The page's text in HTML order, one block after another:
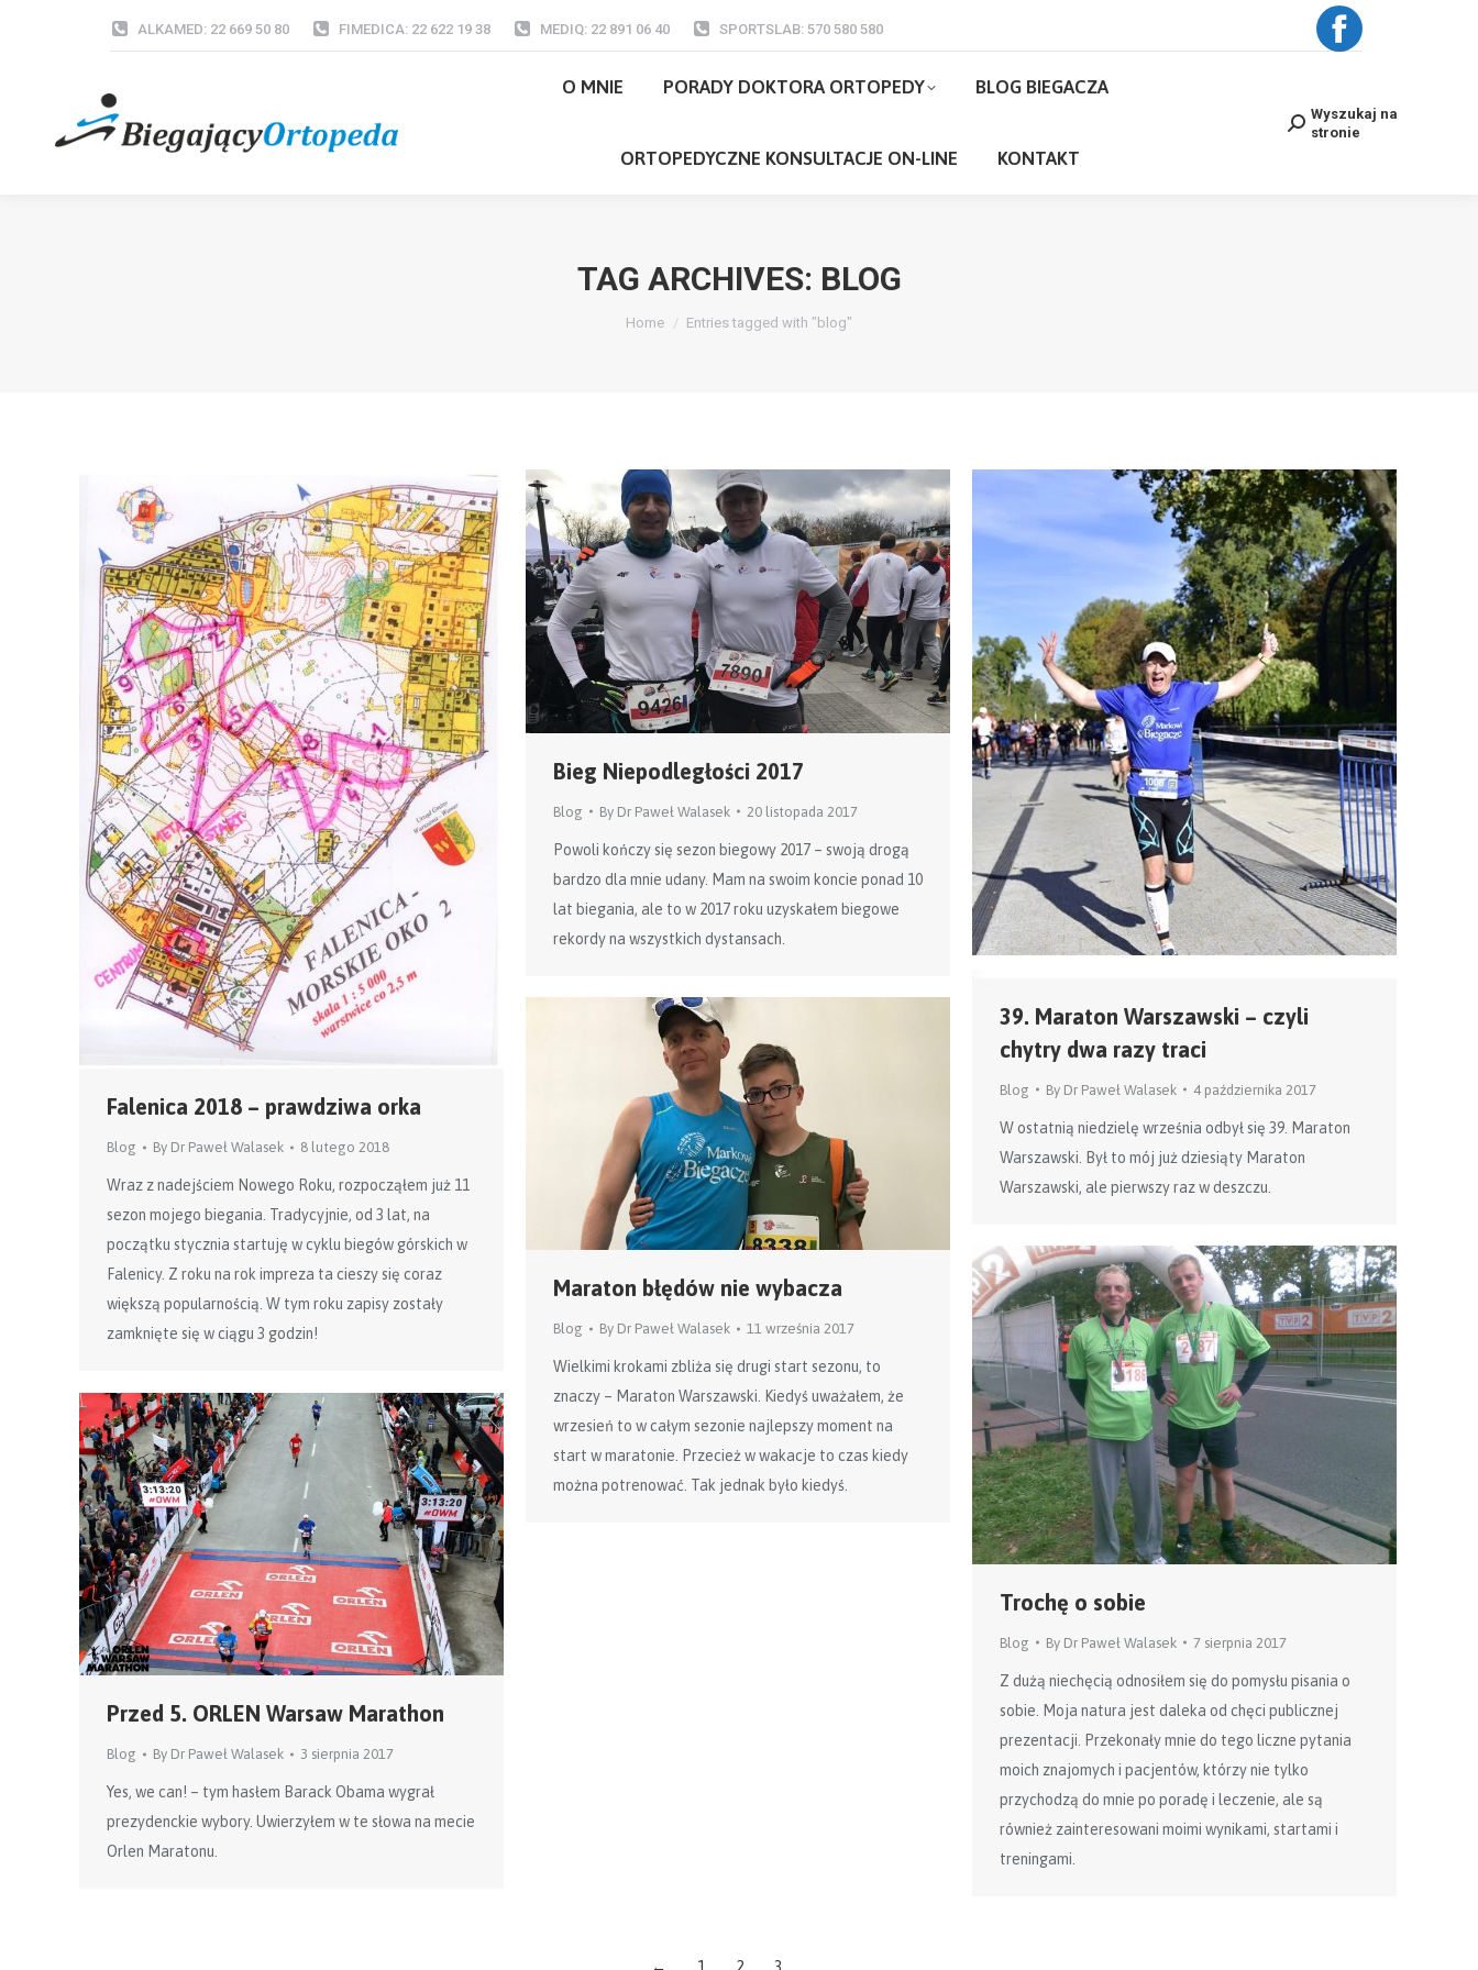
ALKAMED: 22 669 50 80 FIMEDICA: 22 622 19 38 MEDIQ: 22 891 06 40 SPORTSLAB: 570 580 580
Facebook
opens
O MNIE PORADY DOKTORA ORTOPEDY BLOG BIEGACZA
ORTOPEDYCZNE KONSULTACJE ON-LINE KONTAKT
Search:
Wyszukaj na
stronie
TAG ARCHIVES: BLOG
You are here:
Home Entries tagged with "blog"
Falenica 2018 – prawdziwa orka
Blog By Dr Paweł Walasek 8 lutego 2018
Wraz z nadejściem Nowego Roku, rozpocząłem już 11
sezon mojego biegania. Tradycyjnie, od 3 lat, na
początku stycznia startuję w cyklu biegów górskich w
Falenicy. Z roku na rok impreza ta cieszy się coraz
większą popularnością. W tym roku zapisy zostały
zamknięte się w ciągu 3 godzin!
Bieg Niepodległości 2017
Blog By Dr Paweł Walasek 20 listopada 2017
Powoli kończy się sezon biegowy 2017 – swoją drogą
bardzo dla mnie udany. Mam na swoim koncie ponad 10
lat biegania, ale to w 2017 roku uzyskałem biegowe
rekordy na wszystkich dystansach.
39. Maraton Warszawski – czyli
chytry dwa razy traci
Blog By Dr Paweł Walasek 4 października 2017
W ostatnią niedzielę września odbył się 39. Maraton
Warszawski. Był to mój już dziesiąty Maraton
Warszawski, ale pierwszy raz w deszczu.
Maraton błędów nie wybacza
Blog By Dr Paweł Walasek 11 września 2017
Wielkimi krokami zbliża się drugi start sezonu, to
znaczy – Maraton Warszawski. Kiedyś uważałem, że
wrzesień to w całym sezonie najlepszy moment na
start w maratonie. Przecież w wakacje to czas kiedy
można potrenować. Tak jednak było kiedyś.
Trochę o sobie
Blog By Dr Paweł Walasek 7 sierpnia 2017
Z dużą niechęcią odnosiłem się do pomysłu pisania o
sobie. Moja natura jest daleka od chęci publicznej
prezentacji. Przekonały mnie do tego liczne pytania
moich znajomych i pacjentów, którzy nie tylko
przychodzą do mnie po poradę i leczenie, ale są
również zainteresowani moimi wynikami, startami i
treningami.
Przed 5. ORLEN Warsaw Marathon
Blog By Dr Paweł Walasek 3 sierpnia 2017
Yes, we can! – tym hasłem Barack Obama wygrał
prezydenckie wybory. Uwierzyłem w te słowa na mecie
Orlen Maratonu.
O MNIE PORADY DOKTORA ORTOPEDY